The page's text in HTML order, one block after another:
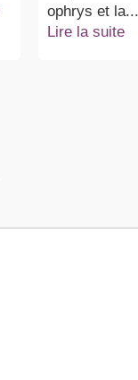
ophrys et la...
Lire la suite